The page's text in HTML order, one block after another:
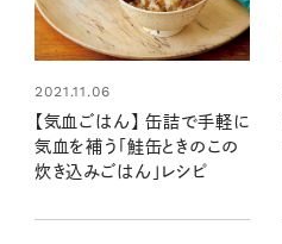
2021.11.06
【気血ごはん】 缶詰で手軽に
気血を補う「鮭缶ときのこの
炊き込みごはん」レシピ